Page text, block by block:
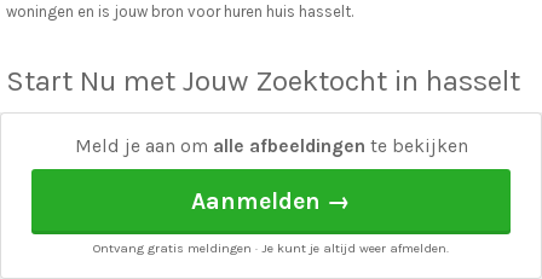
Meld je aan om alle afbeeldingen te bekijken
Aanmelden →
Ontvang gratis meldingen · Je kunt je altijd weer afmelden.
woningen en is jouw bron voor huren huis hasselt.
Start Nu met Jouw Zoektocht in hasselt
Snelwonen.nl heeft het allemaal. Ontdek vandaag nog jouw nieuwe thuis in
hasselt.
·Adverteren· Over ons· Affiliate / Verdien geld met snel wonen!